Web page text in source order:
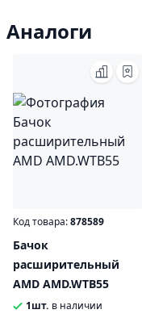
Аналоги
Код товара:878589
Бачок
расширительный
AMD AMD.WTB55
1шт. в наличии